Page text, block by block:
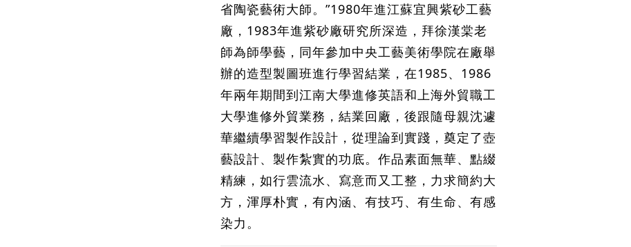
省陶瓷藝術大師。”1980年進江蘇宜興紫砂工藝
廠，1983年進紫砂廠研究所深造，拜徐漢棠老
師為師學藝，同年參加中央工藝美術學院在廠舉
辦的造型製圖班進行學習結業，在1985、1986
年兩年期間到江南大學進修英語和上海外貿職工
大學進修外貿業務，結業回廠，後跟隨母親沈遽
華繼續學習製作設計，從理論到實踐，奠定了壺
藝設計、製作紮實的功底。作品素面無華、點綴
精練，如行雲流水、寫意而又工整，力求簡約大
方，渾厚朴實，有內涵、有技巧、有生命、有感
染力。